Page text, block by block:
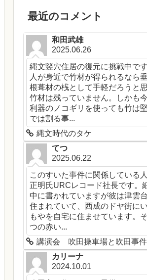
最近のコメント
和田武雄
2025.06.26
縄文竪穴住居の復元に挑戦中で
人が身近で竹材が得られるなら
根葺材の桟として手軽だろうと
竹材は残っていません。しかも
利器のノコギリを使っても竹は
では割る事...
縄文時代のタケ
てつ
2025.06.22
このすいた事件に関係している
正明氏URCレコード社長です。
中に書かれていますが彼は津雲
住まれていて、西成のドヤ街に
もやを自宅に住ませています。
つの赤い...
講演会 吹田操車場と吹田事件
カリーナ
2024.10.01